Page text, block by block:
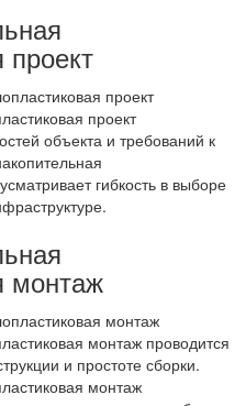
проект
проект
объекта и требований к
гибкость в выборе
монтаж
монтаж проводится
и простоте сборки.
монтаж